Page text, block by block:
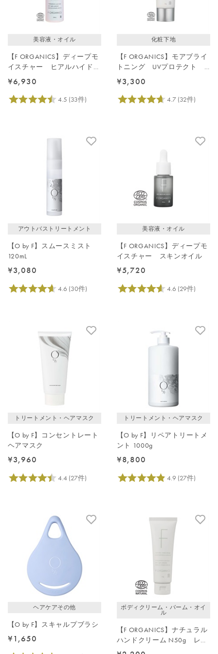
美容液・オイル
【F ORGANICS】ディープモ
イスチャー ヒアルハイドロ
セラム
¥6,930
化粧下地
【F ORGANICS】モアブライ
トニング UVプロテクト
スキンベース
¥3,300
アウトバストリートメント
【O by F】スムースミスト
120mL
¥3,080
美容液・オイル
【F ORGANICS】ディープモ
イスチャー スキンオイル
¥5,720
トリートメント・ヘアマスク
【O by F】コンセントレート
ヘアマスク
¥3,960
トリートメント・ヘアマスク
【O by F】リペアトリートメ
ント 1000g
¥8,800
ヘアケアその他
【O by F】スキャルプブラシ
¥1,650
ボディクリーム・バーム・オイ
ル
【F ORGANICS】ナチュラル
ハンドクリーム N50g レモ
ングラス＆ジュニパー